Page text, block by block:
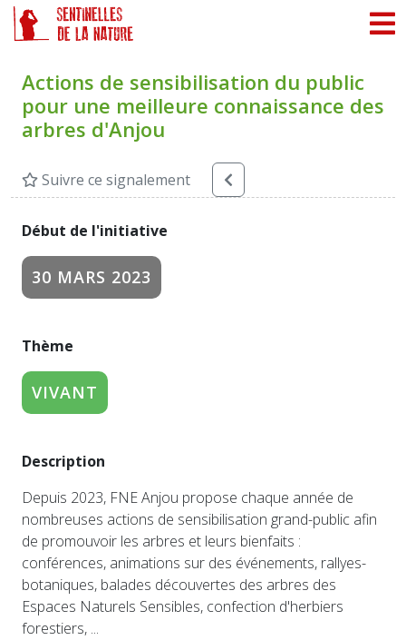
Actions de sensibilisation du public
pour une meilleure connaissance des
arbres d'Anjou
Suivre ce signalement
Début de l'initiative
30 MARS 2023
Thème
VIVANT
Description
Depuis 2023, FNE Anjou propose chaque année de
nombreuses actions de sensibilisation grand-public afin
de promouvoir les arbres et leurs bienfaits :
conférences, animations sur des événements, rallyes-
botaniques, balades découvertes des arbres des
Espaces Naturels Sensibles, confection d'herbiers
forestiers, ...
Panneau de gestion des cookies